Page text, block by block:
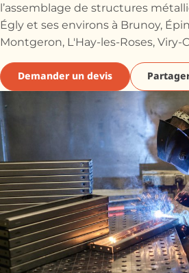
l’assemblage de structures
Égly et ses environs à Brunoy,
Montgeron, L'Hay-les-Roses, Viry-
Demander un devis